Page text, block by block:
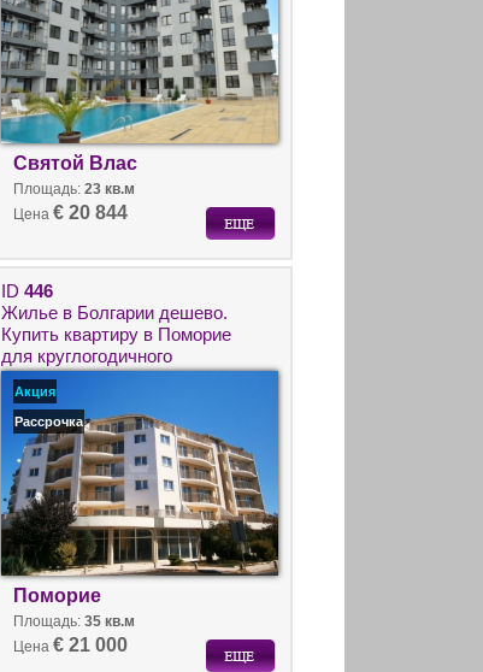
Святой Влас
Площадь: 23 кв.м
Цена € 20 844
ID 446
Жилье в Болгарии дешево.
Купить квартиру в Поморие
для круглогодичного
проживания.
Акция
Рассрочка
Поморие
Площадь: 35 кв.м
Цена € 21 000